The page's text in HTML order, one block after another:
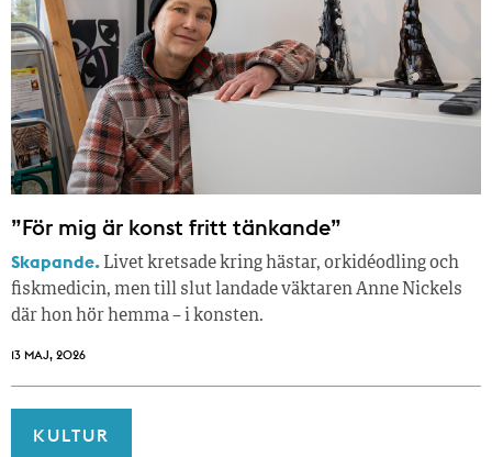
”För mig är konst fritt tänkande”
Skapande. Livet kretsade kring hästar, orkidéodling och
fiskmedicin, men till slut landade väktaren Anne Nickels
där hon hör hemma – i konsten.
13 MAJ, 2026
KULTUR